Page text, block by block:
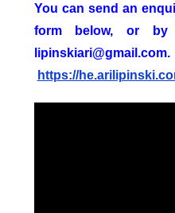
You can send an
form below, or
lipinskiari@gmail.com.
https://